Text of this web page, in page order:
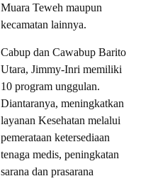
Muara Teweh maupun
kecamatan lainnya.
Cabup dan Cawabup Barito
Utara, Jimmy-Inri memiliki
10 program unggulan.
Diantaranya, meningkatkan
layanan Kesehatan melalui
pemerataan ketersediaan
tenaga medis, peningkatan
sarana dan prasarana